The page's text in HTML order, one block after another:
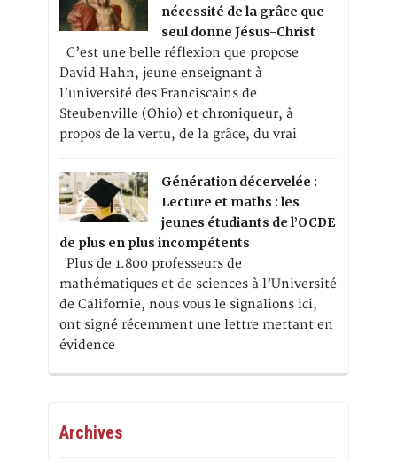
nécessité de la grâce que
seul donne Jésus-Christ
C’est une belle réflexion que propose
David Hahn, jeune enseignant à
l’université des Franciscains de
Steubenville (Ohio) et chroniqueur, à
propos de la vertu, de la grâce, du vrai
Génération décervelée :
Lecture et maths : les
jeunes étudiants de l’OCDE
de plus en plus incompétents
Plus de 1.800 professeurs de
mathématiques et de sciences à l’Université
de Californie, nous vous le signalions ici,
ont signé récemment une lettre mettant en
évidence
Archives